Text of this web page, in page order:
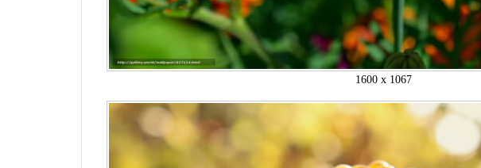
1600 x 1067